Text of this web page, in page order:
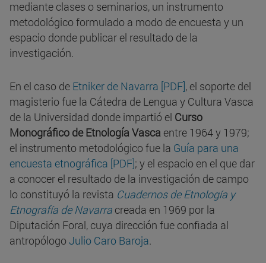
mediante clases o seminarios, un instrumento
metodológico formulado a modo de encuesta y un
espacio donde publicar el resultado de la
investigación.
En el caso de Etniker de Navarra [PDF], el soporte del
magisterio fue la Cátedra de Lengua y Cultura Vasca
de la Universidad donde impartió el Curso
Monográfico de Etnología Vasca entre 1964 y 1979;
el instrumento metodológico fue la Guía para una
encuesta etnográfica [PDF]; y el espacio en el que dar
a conocer el resultado de la investigación de campo
lo constituyó la revista Cuadernos de Etnología y
Etnografía de Navarra creada en 1969 por la
Diputación Foral, cuya dirección fue confiada al
antropólogo Julio Caro Baroja.